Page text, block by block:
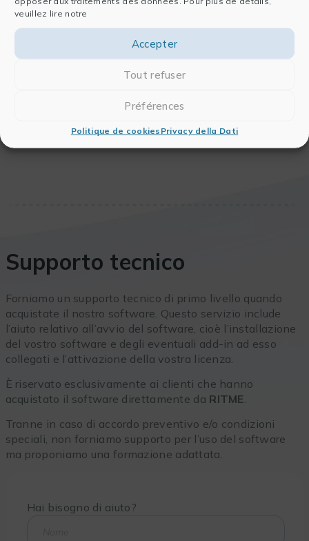
veuillez lire notre
Accepter
Tout refuser
Préférences
Politique de cookies Privacy della Dati
zusätzliche Dienstleistungen, die auf Ihre Bedürfnisse
zugeschnitten sind.
Supporto tecnico
Forniamo un supporto tecnico di primo livello quando
acquistate il nostro software. Questo servizio include
l’aiuto relativo all’avvio del software, cioè l’installazione
del vostro software e degli eventuali add-in ad esso
collegati e l’attivazione della vostra licenza.
È riservato esclusivamente ai clienti che hanno
acquistato il software direttamente da RITME
Tranne in caso di accordo preventivo e/o condizioni
speciali, non forniamo supporto per l’uso del software
ma proponiamo una formazione adattata.
Hai bisogno di aiuto?